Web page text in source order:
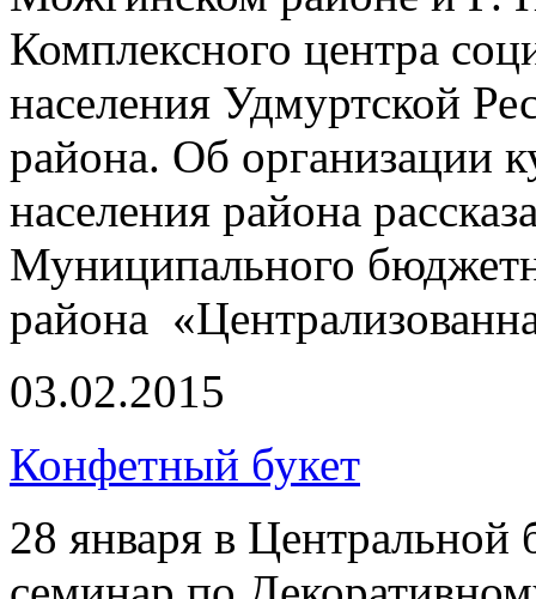
Комплексного центра
населения Удмуртской
района. Об организации
населения района
Муниципального
района
03.02.2015
Конфетный букет
28 января в Центральной